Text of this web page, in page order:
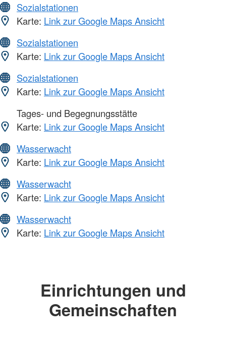
Sozialstationen
Karte: Link zur Google Maps Ansicht
Sozialstationen
Karte: Link zur Google Maps Ansicht
Sozialstationen
Karte: Link zur Google Maps Ansicht
Tages- und Begegnungsstätte
Karte: Link zur Google Maps Ansicht
Wasserwacht
Karte: Link zur Google Maps Ansicht
Wasserwacht
Karte: Link zur Google Maps Ansicht
Wasserwacht
Karte: Link zur Google Maps Ansicht
Einrichtungen und
Gemeinschaften